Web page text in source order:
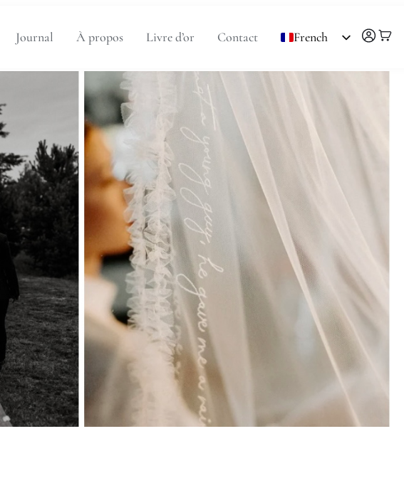
Journal À propos Livre d’or Contact
French